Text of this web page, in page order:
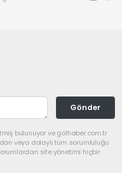
Gönder
bulunuyor ve golhaber.com.tr
veya dolaylı tüm sorumluluğu
site yönetimi hiçbir